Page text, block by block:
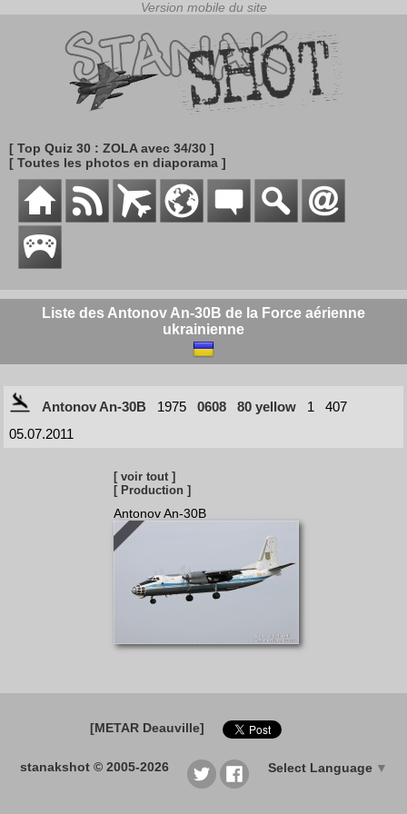
[ Top Quiz 30 : ZOLA avec 34/30 ]
[ Toutes les photos en diaporama ]
Liste des Antonov An-30B de la Force aérienne
ukrainienne
Antonov An-30B 1975 0608 80 yellow 1
407
05.07.2011
[ voir tout ]
[ Production ]
Antonov An-30B
[METAR Deauville]
stanakshot © 2005-2026 Select Language ▼